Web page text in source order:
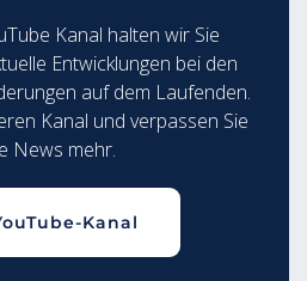
Kanal halten wir Sie
Entwicklungen bei den
auf dem Laufenden.
Kanal und verpassen Sie
News mehr.
Kanal